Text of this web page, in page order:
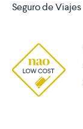
Seguro de Viajes